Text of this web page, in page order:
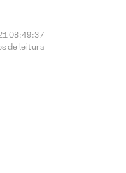
08:49:37
de leitura